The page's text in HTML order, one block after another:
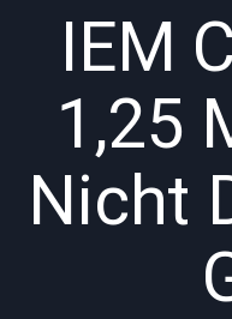
IEM
1,25
Nicht